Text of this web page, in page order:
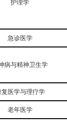
护理学
急诊医学
病与精神卫生学
复医学与理疗学
老年医学